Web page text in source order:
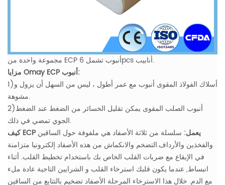
مجموعة واحدة من ECP أنبوب تشمل 6pcs أنابيب.
مزايا Omay ECP أنبوب:
1)أسلاك الفولاذ المقوى أنبوب مع عمر أطول ، ليس من السهل أن يزول و
مشوهة.
2)أنبوب الصلب المقوى يمكن تقليل الخسائر من الضغط عند الضغط
الجوي تمضي في ذلك.
كيف ECP يعمل: سلسلة من ثلاثة الأصفاد هي ملفوفة حول الساقين
والفخذين والأرداف.التضخم والانكماش من هذه الأصفاد إلكترونيا متزامنة
في الإيقاع مع ضربات القلب الخاص بك باستخدام تخطيط القلب. أثناء
انبساط, عندما يكون قلبك استرخاء القلب و الشرايين التاجية عادة ملء
مع الدم. خلال هذا الاسترخاء المرحلة الأصفاد تضخيم بالتتابع من الساقين